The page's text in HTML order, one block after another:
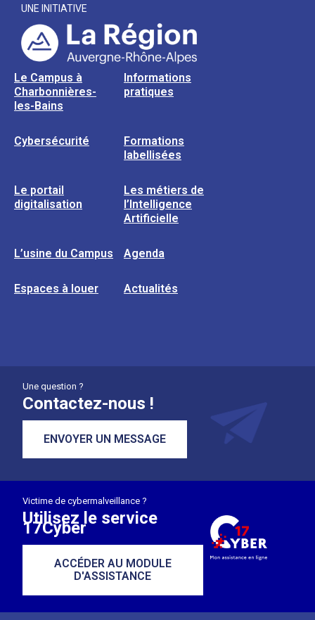
UNE INITIATIVE
Le Campus à
Charbonnières-
les-Bains
Informations
pratiques
Cybersécurité
Formations
labellisées
Le portail
digitalisation
Les métiers de
l’Intelligence
Artificielle
L’usine du Campus Agenda
Espaces à louer Actualités
Une question ?
Contactez-nous !
ENVOYER UN MESSAGE
Victime de cybermalveillance ?
Utilisez le service
17Cyber
ACCÉDER AU MODULE
D'ASSISTANCE